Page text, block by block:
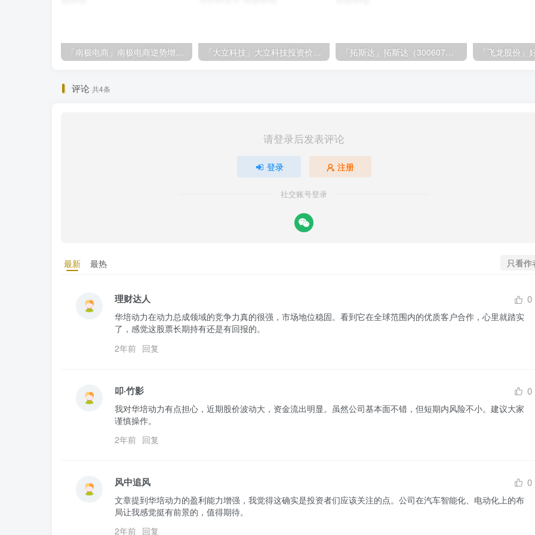
「南极电商」南极电商逆势增长，股价飙升背后的秘密武器！ 「大立科技」大立科技投资价值揭秘：红外芯片领军者的市场布局与未来潜力 「拓斯达」拓斯达（300607）：智能制造龙头，未来增长潜力巨大
评论 共4条
请登录后发表评论
登录 注册
社交账号登录
最新 最热 只看作
理财达人 0
华培动力在动力总成领域的竞争力真的很强，市场地位稳固。看到它在全球范围内的优质客户合作，心里就踏实
了，感觉这股票长期持有还是有回报的。
2年前 回复
叩·竹影 0
我对华培动力有点担心，近期股价波动大，资金流出明显。虽然公司基本面不错，但短期内风险不小。建议大家
谨慎操作。
2年前 回复
风中追风 0
文章提到华培动力的盈利能力增强，我觉得这确实是投资者们应该关注的点。公司在汽车智能化、电动化上的布
局让我感觉挺有前景的，值得期待。
2年前 回复